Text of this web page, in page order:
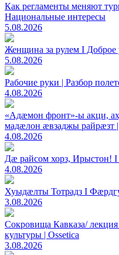
Как регламенты меняют
Национальные интересы
5.08.2026
Женщина за рулем I Доброе
5.08.2026
Рабочие руки | Разбор
4.08.2026
«Адæмон фронт»-ы акци,
мадæлон æвзаджы
4.08.2026
Дæ райсом хорз, Ирыстон! I
4.08.2026
Хуыдæлты Тотрадз I
3.08.2026
Сокровища Кавказа/
культуры | Ossetica
3.08.2026